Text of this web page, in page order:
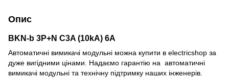
Опис
BKN-b 3P+N C3A (10kA) 6A
Автоматичні вимикачі модульні можна купити в electricshop за
дуже вигідними цінами. Надаємо гарантію на автоматичні
вимикачі модульні та технічну підтримку наших інженерів.